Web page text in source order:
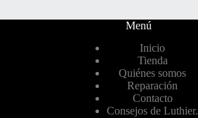
Menú
Inicio
Tienda
Quiénes somos
Reparación
Contacto
Consejos de Luthier.